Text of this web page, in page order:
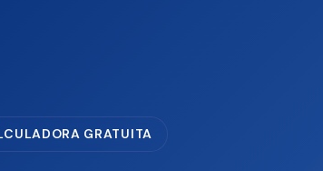
GRATUITA